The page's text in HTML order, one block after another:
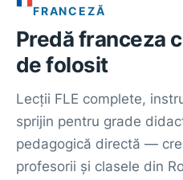
FRANCEZĂ
Predă franceza
de folosit
Lecții FLE complete,
sprijin pentru grade
pedagogică directă —
profesorii și clasele din